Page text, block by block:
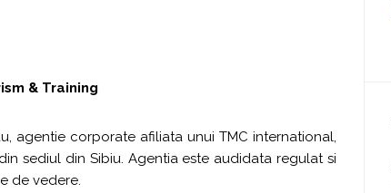
& Training
agentie corporate afiliata unui TMC international,
sediul din Sibiu. Agentia este audidata regulat si
de vedere.